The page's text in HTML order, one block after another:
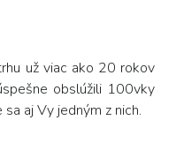
už viac ako 20 rokov
obslúžili 100vky
aj Vy jedným z nich.